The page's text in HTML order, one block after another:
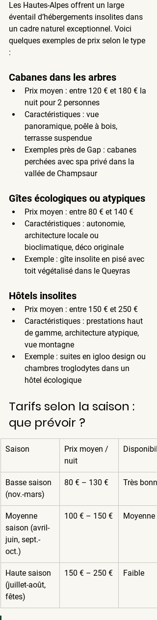
Les Hautes-Alpes offrent un large
éventail d’hébergements insolites dans
un cadre naturel exceptionnel. Voici
quelques exemples de prix selon le type
:
Cabanes dans les arbres
Prix moyen : entre 120 € et 180 € la
nuit pour 2 personnes
Caractéristiques : vue
panoramique, poêle à bois,
terrasse suspendue
Exemples près de Gap : cabanes
perchées avec spa privé dans la
vallée de Champsaur
Gîtes écologiques ou atypiques
Prix moyen : entre 80 € et 140 €
Caractéristiques : autonomie,
architecture locale ou
bioclimatique, déco originale
Exemple : gîte insolite en pisé avec
toit végétalisé dans le Queyras
Hôtels insolites
Prix moyen : entre 150 € et 250 €
Caractéristiques : prestations haut
de gamme, architecture atypique,
vue montagne
Exemple : suites en igloo design ou
chambres troglodytes dans un
hôtel écologique
Tarifs selon la saison :
que prévoir ?
Saison
Prix moyen /
nuit
Basse saison
(nov.-mars)
80 € – 130 € Très bonne
Moyenne
saison (avril-
juin, sept.-
oct.)
100 € – 150 € Moyenne
Haute saison
(juillet-août,
fêtes)
150 € – 250 € Faible